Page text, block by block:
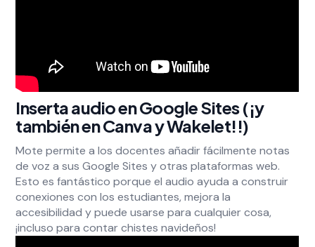
Inserta audio en Google Sites (¡y
también en Canva y Wakelet!!)
Mote permite a los docentes añadir fácilmente notas
de voz a sus Google Sites y otras plataformas web.
Esto es fantástico porque el audio ayuda a construir
conexiones con los estudiantes, mejora la
accesibilidad y puede usarse para cualquier cosa,
¡incluso para contar chistes navideños!